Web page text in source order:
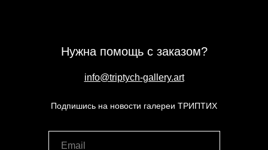
Нужна помощь с заказом?
info@triptych-gallery.art
Подпишись на новости галереи ТРИПТИХ